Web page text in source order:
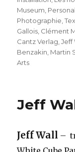
Museum
Photographie ,
Gallois Clément
Cantz Verlag ,Jeff
Benzakin Martin
Arts
Jeff
Jeff Wall –